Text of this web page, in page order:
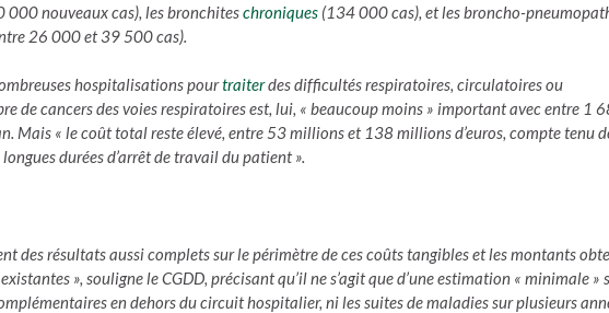
000 nouveaux cas), les bronchiteschroniques (134 000 cas), et les broncho-
26 000 et 39 500 cas).
hospitalisations pourtraiterdes difficultés respiratoires, circulatoires ou
de cancers des voies respiratoires est, lui, « beaucoup moins » important avec entre 1
Mais « le coût total reste élevé, entre 53 millions et 138 millions d’euros, compte tenu
durées d’arrêt de travail du patient ».
des résultats aussi complets sur le périmètre de ces coûts tangibles et les montants
», souligne le CGDD, précisant qu’il ne s’agit que d’une estimation « minimale »
en dehors du circuit hospitalier, ni les suites de maladies sur plusieurs